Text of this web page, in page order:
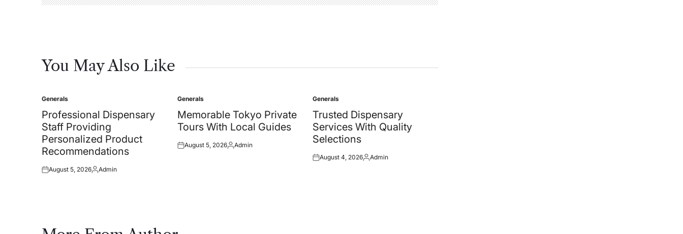
You May Also Like
Posted
in
Generals
Professional Dispensary
Staff Providing
Personalized Product
Recommendations
Posted
August 5, 2026Posted
Admin
Posted
in
Generals
Memorable Tokyo Private
Tours With Local Guides
Posted
August 5, 2026Posted
Admin
Posted
in
Generals
Trusted Dispensary
Services With Quality
Selections
Posted
August 4, 2026Posted
Admin